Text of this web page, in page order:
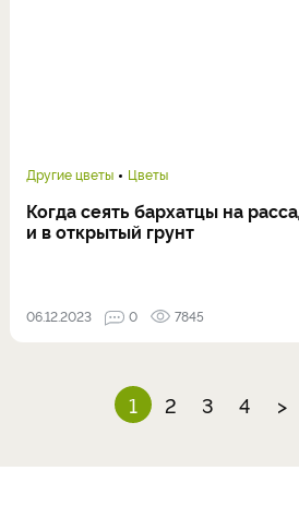
Другие цветы Цветы
Когда сеять бархатцы на
и в открытый грунт
06.12.2023 0 7845
1 2 3 4 >